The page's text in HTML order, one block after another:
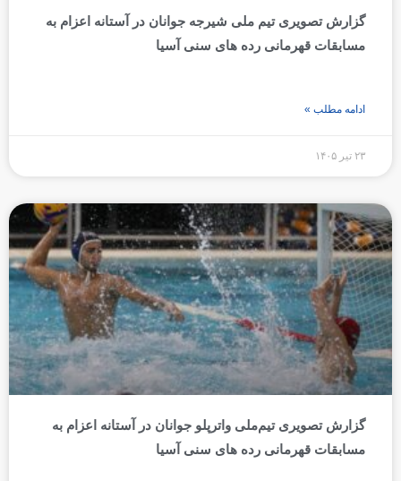
گزارش تصویری تیم ملی شیرجه جوانان در آستانه اعزام به
مسابقات قهرمانی رده های سنی آسیا
ادامه مطلب »
۲۳ تیر ۱۴۰۵
گزارش تصویری تیم‌ملی واترپلو جوانان در آستانه اعزام به
مسابقات قهرمانی رده های سنی آسیا